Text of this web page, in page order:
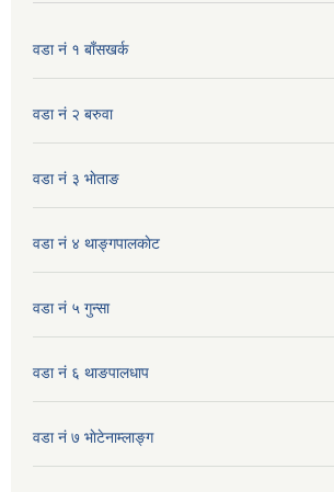
वडा नं १ बाँसखर्क
वडा नं २ बरुवा
वडा नं ३ भाेताङ
वडा नं ४ थाङ्गपालकाेट
वडा नं ५ गुन्सा
वडा नं ६ थाङपालधाप
वडा नं ७ भाेटेनाम्लाङ्ग